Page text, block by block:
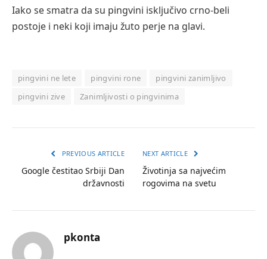
Iako se smatra da su pingvini isključivo crno-beli
postoje i neki koji imaju žuto perje na glavi.
pingvini ne lete pingvini rone
pingvini zanimljivo
pingvini zive
Zanimljivosti o pingvinima
PREVIOUS ARTICLE
Google čestitao Srbiji Dan
državnosti
NEXT ARTICLE
Životinja sa najvećim
rogovima na svetu
pkonta